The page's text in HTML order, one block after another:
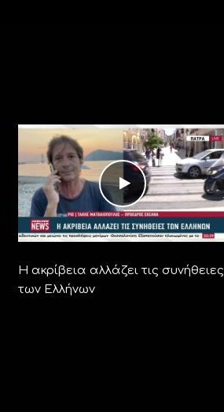
Η ακρίβεια αλλάζει τις συνήθειες
των Ελλήνων